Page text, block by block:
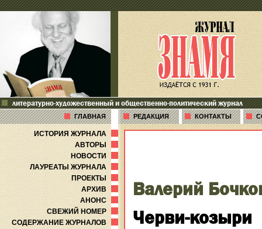
литературно-художественный и общественно-политический журнал
ГЛАВНАЯ РЕДАКЦИЯ КОНТАКТЫ
ИСТОРИЯ ЖУРНАЛА
АВТОРЫ
НОВОСТИ
ЛАУРЕАТЫ ЖУРНАЛА
ПРОЕКТЫ
АРХИВ
АНОНС
СВЕЖИЙ НОМЕР
СОДЕРЖАНИЕ ЖУРНАЛОВ
Валерий
Черви-козыри